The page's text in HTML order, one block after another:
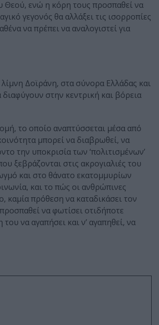
Θεού, ενώ η κόρη τους προσπαθεί να
γεγονός θα αλλάξει τις ισορροπίες
να πρέπει να αναλογιστεί για
Δοϊράνη, στα σύνορα Ελλάδας και
στην κεντρική και βόρεια
το οποίο αναπτύσσεται μέσα από
μπορεί να διαβρωθεί, να
την υποκρισία των ‘πολιτισμένων’
ξεβράζονται στις ακρογιαλιές του
και στο θάνατο εκατομμυρίων
και το πώς οι ανθρώπινες
καμία πρόθεση να καταδικάσει τον
να φωτίσει οτιδήποτε
να αγαπήσει και ν’ αγαπηθεί, να